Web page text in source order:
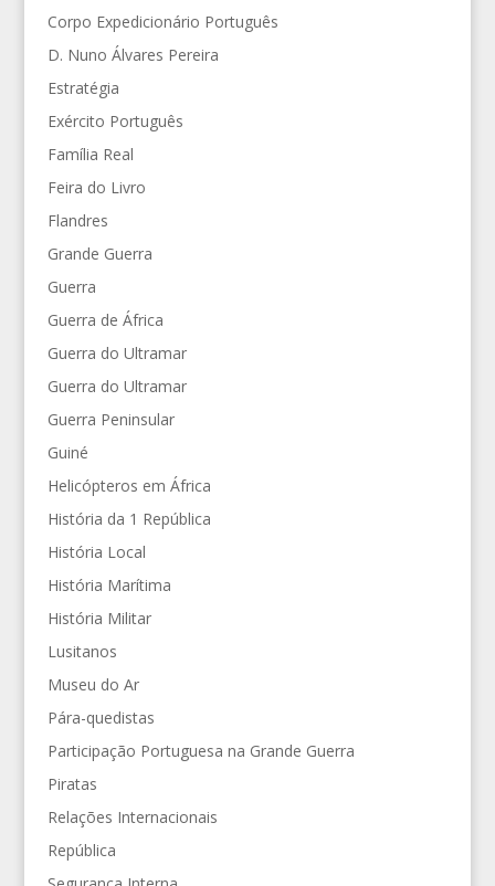
Corpo Expedicionário Português
D. Nuno Álvares Pereira
Estratégia
Exército Português
Família Real
Feira do Livro
Flandres
Grande Guerra
Guerra
Guerra de África
Guerra do Ultramar
Guerra do Ultramar
Guerra Peninsular
Guiné
Helicópteros em África
História da 1 República
História Local
História Marítima
História Militar
Lusitanos
Museu do Ar
Pára-quedistas
Participação Portuguesa na Grande Guerra
Piratas
Relações Internacionais
República